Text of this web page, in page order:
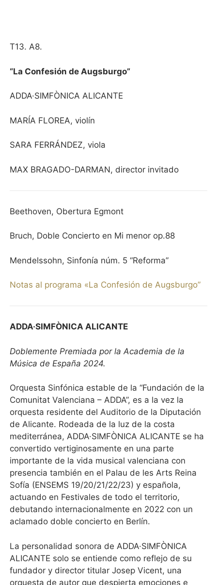
T13. A8.
“La Confesión de Augsburgo”
ADDA·SIMFÒNICA ALICANTE
MARÍA FLOREA, violín
SARA FERRÁNDEZ, viola
MAX BRAGADO-DARMAN, director invitado
Beethoven, Obertura Egmont
Bruch, Doble Concierto en Mi menor op.88
Mendelssohn, Sinfonía núm. 5 “Reforma”
Notas al programa «La Confesión de Augsburgo”
ADDA·SIMFÒNICA ALICANTE
Doblemente Premiada por la Academia de la
Música de España 2024.
Orquesta Sinfónica estable de la “Fundación de la
Comunitat Valenciana – ADDA”, es a la vez la
orquesta residente del Auditorio de la Diputación
de Alicante. Rodeada de la luz de la costa
mediterránea, ADDA·SIMFÒNICA ALICANTE se ha
convertido vertiginosamente en una parte
importante de la vida musical valenciana con
presencia también en el Palau de les Arts Reina
Sofía (ENSEMS 19/20/21/22/23) y española,
actuando en Festivales de todo el territorio,
debutando internacionalmente en 2022 con un
aclamado doble concierto en Berlín.
La personalidad sonora de ADDA·SIMFÒNICA
ALICANTE solo se entiende como reflejo de su
fundador y director titular Josep Vicent, una
orquesta de autor que despierta emociones e